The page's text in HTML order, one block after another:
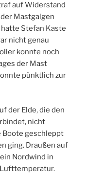
auf Widerstand
Mastgalgen
hatte Stefan Kaste
nicht genau
konnte noch
der Mast
pünktlich zur
der Elde, die den
nicht
Boote geschleppt
ging. Draußen auf
Nordwind in
Lufttemperatur.